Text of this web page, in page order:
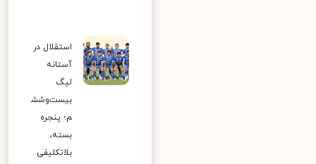
استقلال در
آستانه
لیگ
بیست‌وشش
م؛ پنجره
بسته،
بلاتکلیفی